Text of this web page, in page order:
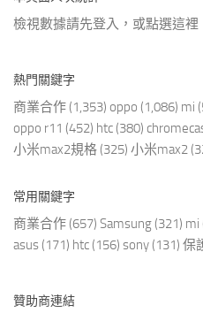
檢視數據請先登入，或點選這裡
熱門關鍵字
商業合作 (1,353) oppo (1,086) mi
oppo r11 (452) htc (380)
小米max2規格 (325) 小米max2
常用關鍵字
商業合作 (657) Samsung (321) mi
asus (171) htc (156) sony (131) 保
贊助商連結